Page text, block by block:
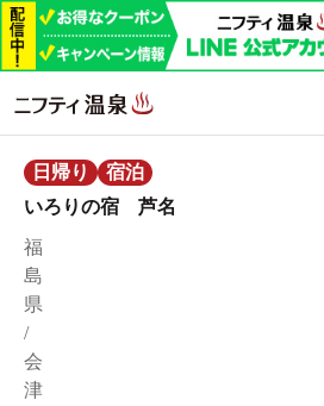
日帰り
宿泊
いろりの宿 芦名
福
島
県
/
会
津